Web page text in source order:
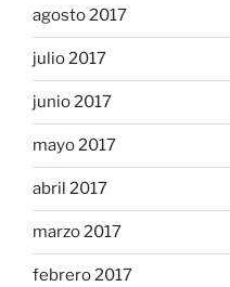
agosto 2017
julio 2017
junio 2017
mayo 2017
abril 2017
marzo 2017
febrero 2017